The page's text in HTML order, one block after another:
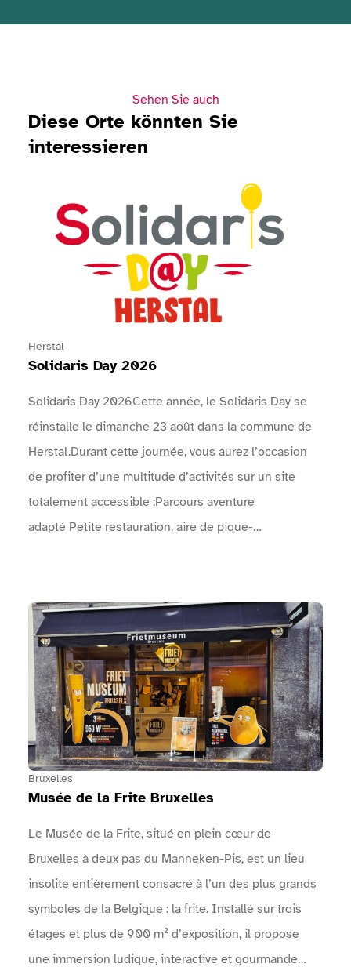
Sehen Sie auch
Diese Orte könnten Sie
interessieren
Herstal
Solidaris Day 2026
Solidaris Day 2026Cette année, le Solidaris Day se
réinstalle le dimanche 23 août dans la commune de
Herstal.Durant cette journée, vous aurez l’occasion
de profiter d’une multitude d’activités sur un site
totalement accessible :Parcours aventure
adapté Petite restauration, aire de pique-
dimanche 23 août ! Vous ne serez pas déçus !Le
programme complet des concerts, animations, sports,
… : Une arche permet d'identifier l'entrée de
l'événement.Un point info est présent près des
entrées.Des zones sanitaires sont à disposition.Des
points d'eau sont mis à disposition.Une vidéo en
langue des signes réalisée par Surdimobil, présente
l'événement sur le site internet de l'événement
Bruxelles
Musée de la Frite Bruxelles
Le Musée de la Frite, situé en plein cœur de
Bruxelles à deux pas du Manneken-Pis, est un lieu
insolite entièrement consacré à l’un des plus grands
symboles de la Belgique : la frite. Installé sur trois
étages et plus de 900 m² d’exposition, il propose
une immersion ludique, interactive et gourmande
Ansehen Musée de la Frite Bruxelles